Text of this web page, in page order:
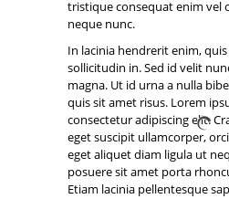
tristique consequat enim vel
neque nunc.
In lacinia hendrerit enim,
sollicitudin in. Sed id velit
magna. Ut id urna a nulla
quis sit amet risus. Lorem
consectetur adipiscing elit.
eget suscipit ullamcorper,
eget aliquet diam ligula ut
posuere sit amet porta
Etiam lacinia pellentesque